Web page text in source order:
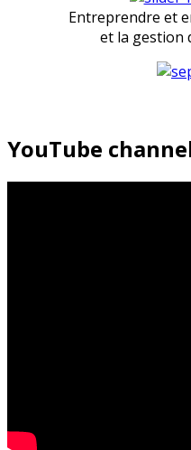
Entreprendre et
et la gestion
YouTube